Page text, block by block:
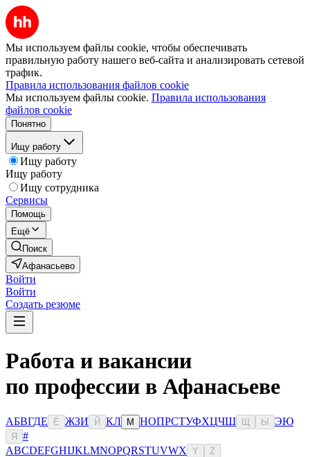
Мы используем файлы cookie, чтобы обеспечивать
правильную работу нашего веб-сайта и анализировать сетевой
трафик.
Правила использования файлов cookie
Мы используем файлы cookie. Правила использования
файлов cookie
Понятно
Ищу работу
Ищу работу
Ищу работу
Ищу сотрудника
Сервисы
Помощь
Ещё
Поиск
Афанасьево
Войти
Войти
Создать резюме
Работа и вакансии
по профессии в Афанасьеве
АБВГДЕ Ё ЖЗИ Й КЛ М НОПРСТУФХЦЧШ Ы ЭЮ
Я
#
ABCDEFGHIJKLMNOPQRSTUVWX Y Z